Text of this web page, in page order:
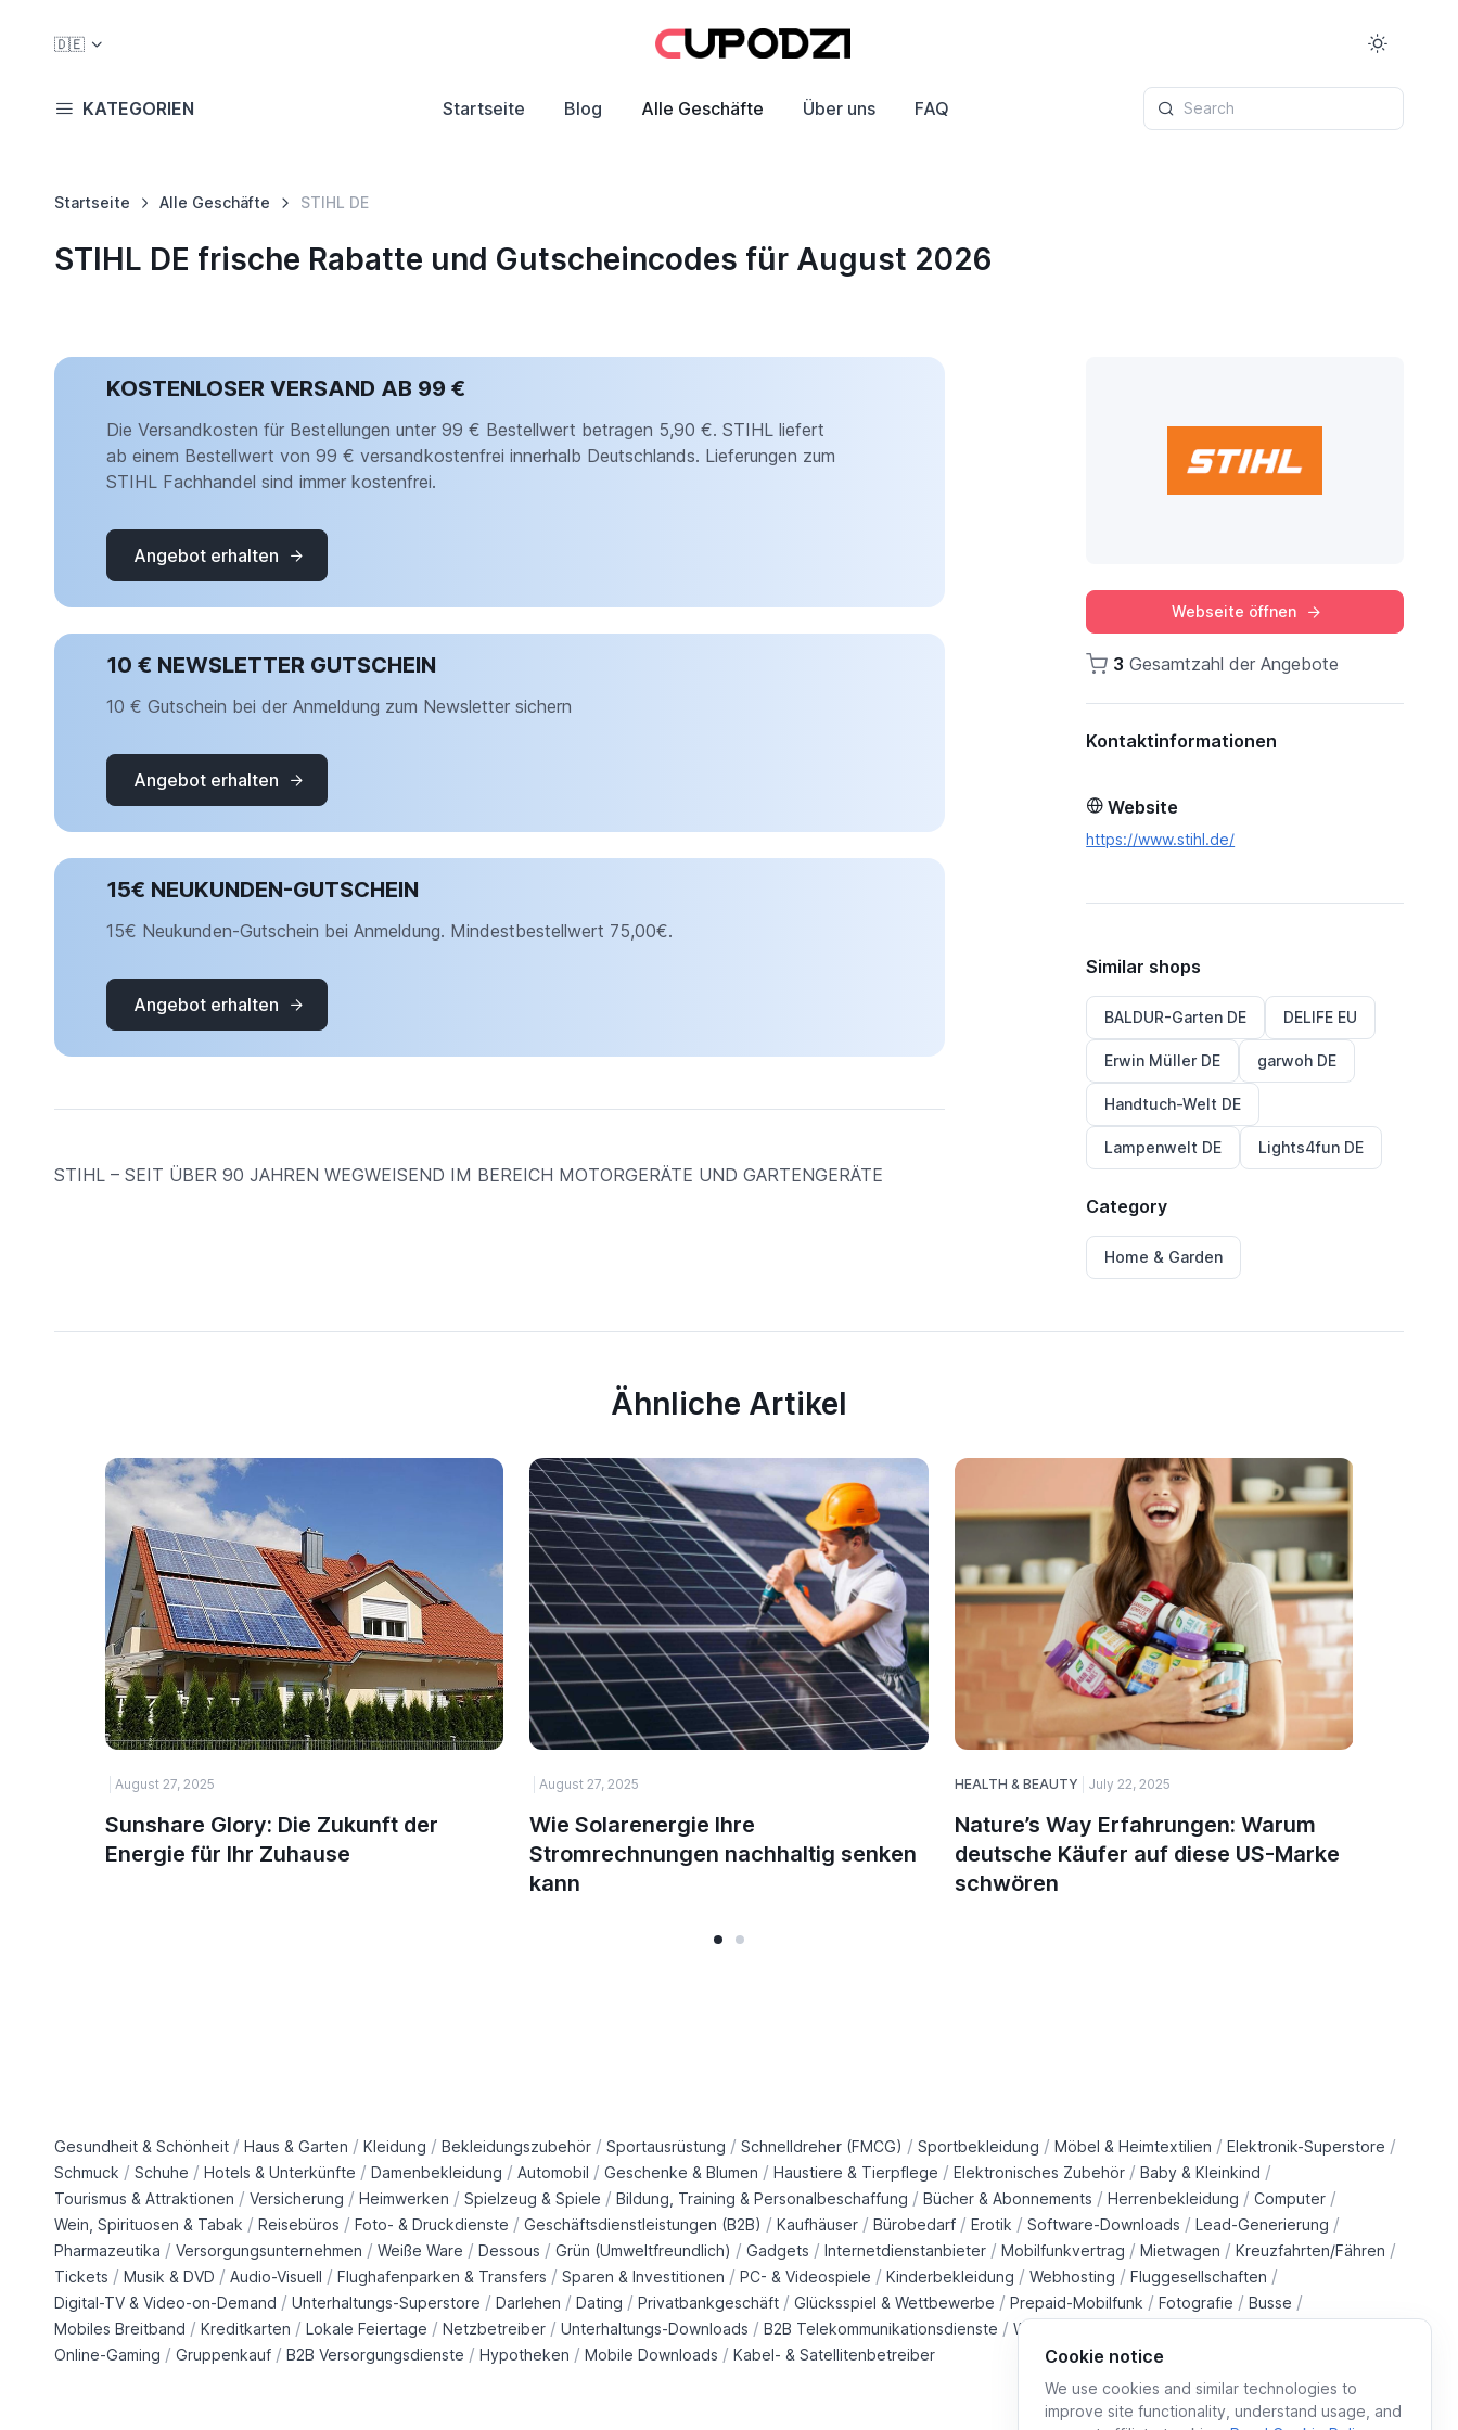
Cookie notice
We use cookies and similar technologies to
improve site functionality, understand usage, and
🇩🇪
KATEGORIEN Startseite Blog Alle Geschäfte Über uns FAQ Search
Startseite Alle Geschäfte STIHL DE
STIHL DE frische Rabatte und Gutscheincodes für August 2026
KOSTENLOSER VERSAND AB 99 €
Die Versandkosten für Bestellungen unter 99 € Bestellwert betragen 5,90 €. STIHL liefert
ab einem Bestellwert von 99 € versandkostenfrei innerhalb Deutschlands. Lieferungen zum
STIHL Fachhandel sind immer kostenfrei.
Angebot erhalten
10 € NEWSLETTER GUTSCHEIN
10 € Gutschein bei der Anmeldung zum Newsletter sichern
Angebot erhalten
15€ NEUKUNDEN-GUTSCHEIN
15€ Neukunden-Gutschein bei Anmeldung. Mindestbestellwert 75,00€.
Angebot erhalten
STIHL – SEIT ÜBER 90 JAHREN WEGWEISEND IM BEREICH MOTORGERÄTE UND GARTENGERÄTE
Webseite öffnen
3 Gesamtzahl der Angebote
Kontaktinformationen
Website
https://www.stihl.de/
Similar shops
BALDUR-Garten DE DELIFE EU
Erwin Müller DE garwoh DE
Handtuch-Welt DE
Lampenwelt DE Lights4fun DE
Category
Home & Garden
Ähnliche Artikel
August 27, 2025
Sunshare Glory: Die Zukunft der
Energie für Ihr Zuhause
August 27, 2025
Wie Solarenergie Ihre
Stromrechnungen nachhaltig senken
kann
HEALTH & BEAUTY July 22, 2025
Nature’s Way Erfahrungen: Warum
deutsche Käufer auf diese US-Marke
schwören
Gesundheit & Schönheit / Haus & Garten / Kleidung / Bekleidungszubehör / Sportausrüstung / Schnelldreher (FMCG) / Sportbekleidung / Möbel & Heimtextilien / Elektronik-Superstore /
Schmuck / Schuhe / Hotels & Unterkünfte / Damenbekleidung / Automobil / Geschenke & Blumen / Haustiere & Tierpflege / Elektronisches Zubehör / Baby & Kleinkind /
Tourismus & Attraktionen / Versicherung / Heimwerken / Spielzeug & Spiele / Bildung, Training & Personalbeschaffung / Bücher & Abonnements / Herrenbekleidung / Computer /
Wein, Spirituosen & Tabak / Reisebüros / Foto- & Druckdienste / Geschäftsdienstleistungen (B2B) / Kaufhäuser / Bürobedarf / Erotik / Software-Downloads / Lead-Generierung /
Pharmazeutika / Versorgungsunternehmen / Weiße Ware / Dessous / Grün (Umweltfreundlich) / Gadgets / Internetdienstanbieter / Mobilfunkvertrag / Mietwagen / Kreuzfahrten/Fähren /
Tickets / Musik & DVD / Audio-Visuell / Flughafenparken & Transfers / Sparen & Investitionen / PC- & Videospiele / Kinderbekleidung / Webhosting / Fluggesellschaften /
Digital-TV & Video-on-Demand / Unterhaltungs-Superstore / Darlehen / Dating / Privatbankgeschäft / Glücksspiel & Wettbewerbe / Prepaid-Mobilfunk / Fotografie / Busse /
Mobiles Breitband / Kreditkarten / Lokale Feiertage / Netzbetreiber / Unterhaltungs-Downloads / B2B Telekommunikationsdienste / Wohltätigkeitsorganisationen
Online-Gaming / Gruppenkauf / B2B Versorgungsdienste / Hypotheken / Mobile Downloads / Kabel- & Satellitenbetreiber